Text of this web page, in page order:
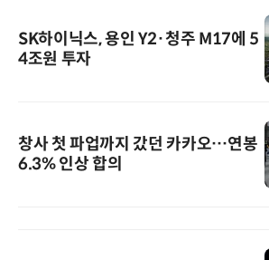
SK하이닉스, 용인 Y2·청주 M17에 5
4조원 투자
창사 첫 파업까지 갔던 카카오…연봉
6.3% 인상 합의